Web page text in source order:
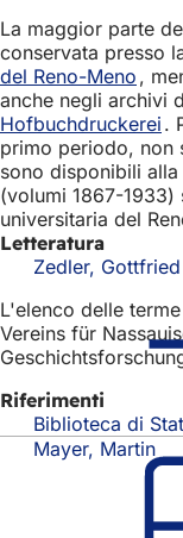
La maggior parte
conservata presso
del Reno-Meno ,
anche negli archivi
Hofbuchdruckerei .
primo periodo, non
sono disponibili
(volumi 1867-
universitaria del
Letteratura
Zedler, Gottfried
L'elenco delle
Vereins für
Riferimenti
Biblioteca di
Mayer, Martin